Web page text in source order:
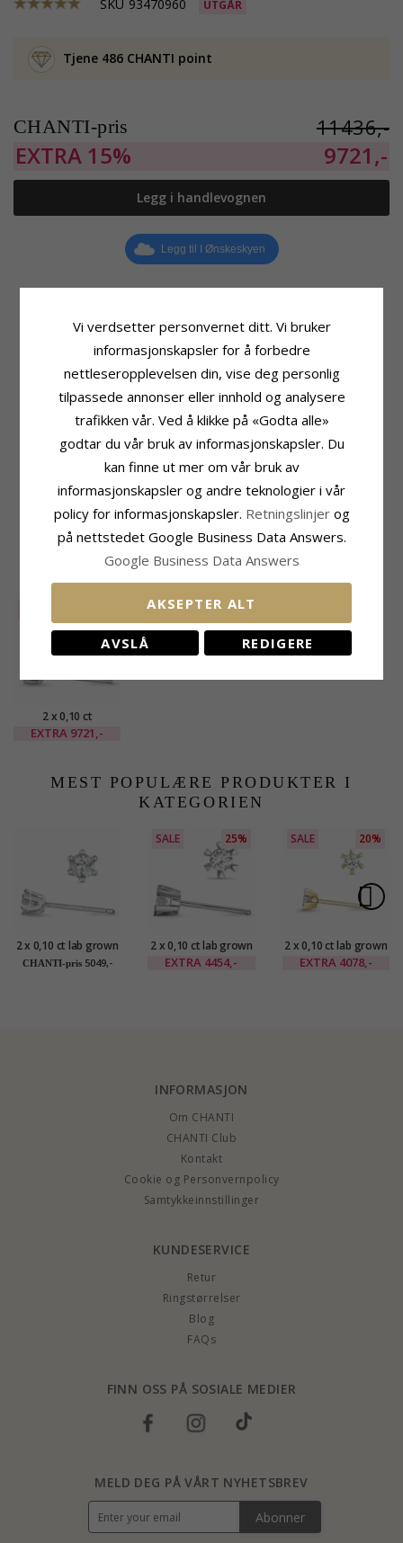
SKU 93470960 UTGÅR
Tjene 486 CHANTI point
CHANTI-pris 11436,-
EXTRA 15% 9721,-
Legg i handlevognen
Legg til I Ønskeskyen
Produktinformasjon
2 X 0,10 Ct
Øredobber:Solitaireørepynt
Edelmetall:
14 Karat Hvitt Gull
Overflate:
Stein
Antall:2
Sliping:Briljantslipt
Farge:
Hvit
Diamant
Diamantfarge:Wesselton
Diamantklarhet:SI
Karat: 2 X 0,10
Størrelse
Diameter:4,3 mm
Dybde:
3,5 mm
Leveringstid
Leveringstid:Ca. 5-10 Hverdager
NYLIG VISTE PRODUKTER
2 x 0,10 ct
solitaireørepynt i 14
EXTRA 9721,-
MEST POPULÆRE PRODUKTER I
KATEGORIEN
2 x 0,10 ct lab grown
diamant
CHANTI-pris 5049,-
SALE 25%
2 x 0,10 ct lab grown
diamant
EXTRA 4454,-
SALE 20%
2 x 0,10 ct lab grown
diamant
EXTRA 4078,-
INFORMASJON
Om CHANTI
CHANTI Club
Kontakt
Cookie og Personvernpolicy
Samtykkeinnstillinger
KUNDESERVICE
Retur
Ringstørrelser
Blog
FAQs
FINN OSS PÅ SOSIALE MEDIER
MELD DEG PÅ VÅRT NYHETSBREV
Abonner
Vi verdsetter personvernet ditt. Vi bruker
informasjonskapsler for å forbedre
nettleseropplevelsen din, vise deg personlig
tilpassede annonser eller innhold og analysere
trafikken vår. Ved å klikke på «Godta alle»
godtar du vår bruk av informasjonskapsler. Du
kan finne ut mer om vår bruk av
informasjonskapsler og andre teknologier i vår
policy for informasjonskapsler. Retningslinjer og
på nettstedet Google Business Data Answers.
Google Business Data Answers
AKSEPTER ALT
AVSLÅ REDIGERE